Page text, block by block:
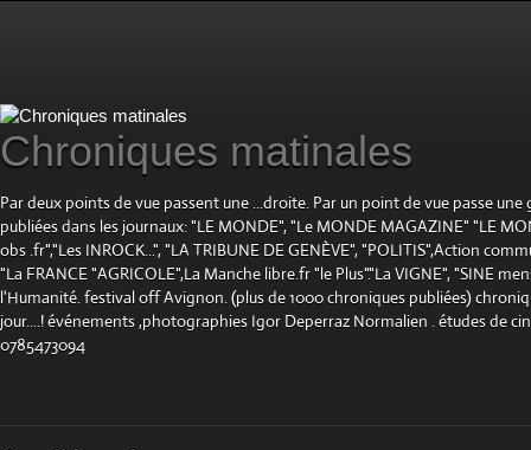
Chroniques matinales
Par deux points de vue passent une ...droite. Par un point de vue passe
publiées dans les journaux: "LE MONDE", "Le MONDE MAGAZINE" "LE
obs .fr","Les INROCK...", "LA TRIBUNE DE GENÈVE", "POLITIS",Action
"La FRANCE "AGRICOLE",La Manche libre.fr "le Plus"."La VIGNE", "SINE
l'Humanité. festival off Avignon. (plus de 1000 chroniques publiées)
jour....! événements ,photographies Igor Deperraz Normalien . études de
0785473094